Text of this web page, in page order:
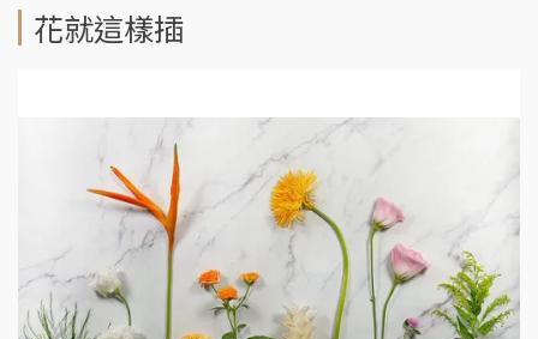
花就這樣插